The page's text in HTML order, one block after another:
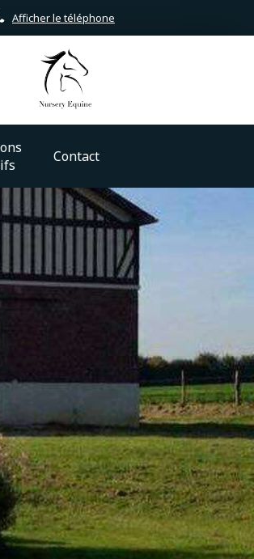
Afficher le téléphone
Contact